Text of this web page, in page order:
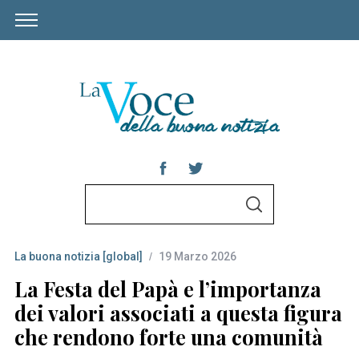
r
c
h
f
o
S
La buona notizia [global] 19 Marzo 2026
La Festa del Papà e l’importanza
dei valori associati a questa figura
che rendono forte una comunità